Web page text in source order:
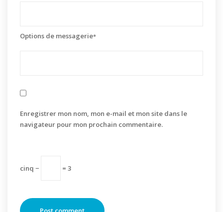
Options de messagerie*
Enregistrer mon nom, mon e-mail et mon site dans le
navigateur pour mon prochain commentaire.
cinq − = 3